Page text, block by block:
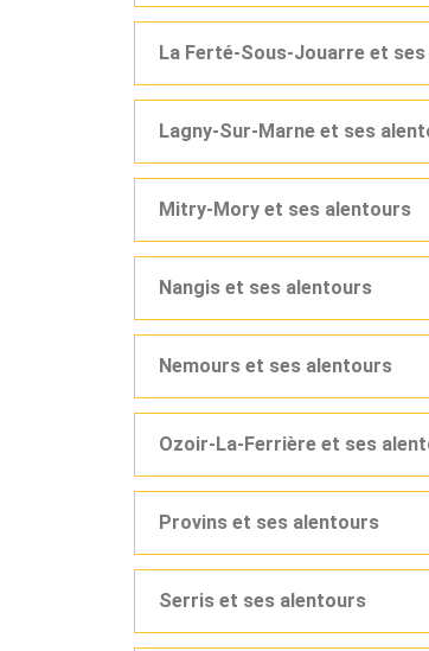
La Ferté-Sous-Jouarre et
Lagny-Sur-Marne et ses
Mitry-Mory et ses alentours
Nangis et ses alentours
Nemours et ses alentours
Ozoir-La-Ferrière et ses
Provins et ses alentours
Serris et ses alentours